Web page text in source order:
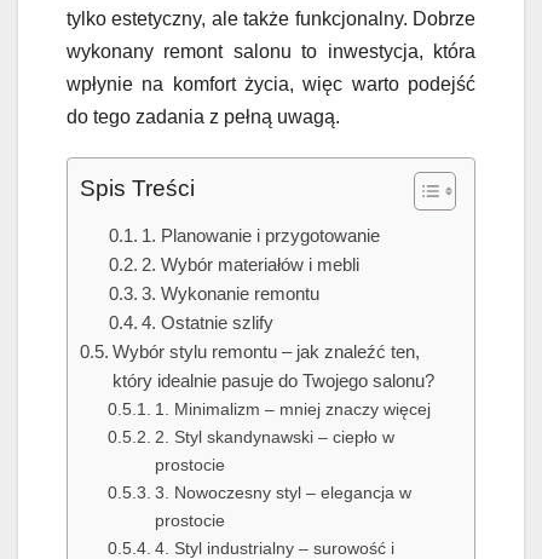
tylko estetyczny, ale także funkcjonalny. Dobrze
wykonany remont salonu to inwestycja, która
wpłynie na komfort życia, więc warto podejść
do tego zadania z pełną uwagą.
Spis Treści
1. Planowanie i przygotowanie
2. Wybór materiałów i mebli
3. Wykonanie remontu
4. Ostatnie szlify
Wybór stylu remontu – jak znaleźć ten,
który idealnie pasuje do Twojego salonu?
1. Minimalizm – mniej znaczy więcej
2. Styl skandynawski – ciepło w
prostocie
3. Nowoczesny styl – elegancja w
prostocie
4. Styl industrialny – surowość i